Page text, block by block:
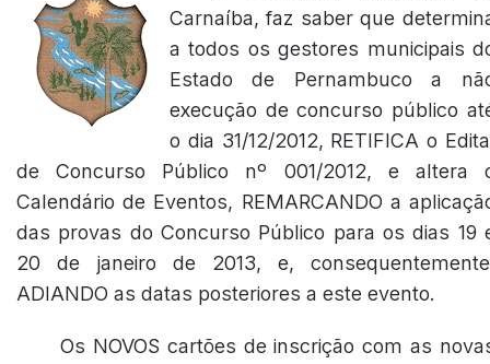
Carnaíba, faz saber que
a todos os gestores municipais
Estado de Pernambuco a
execução de concurso público
o dia 31/12/2012, RETIFICA o
de Concurso Público nº 001/2012, e altera
Calendário de Eventos, REMARCANDO a
das provas do Concurso Público para os dias 19
20 de janeiro de 2013, e,
ADIANDO as datas posteriores a este evento.
Os NOVOS cartões de inscrição com as